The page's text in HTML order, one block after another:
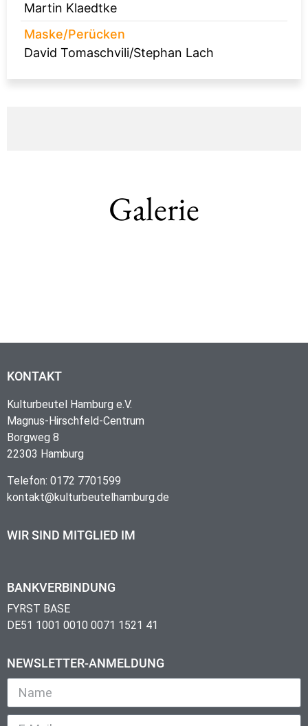
Martin Klaedtke
Maske/Perücken
David Tomaschvili/Stephan Lach
Galerie
KONTAKT
Kulturbeutel Hamburg e.V.
Magnus-Hirschfeld-Centrum
Borgweg 8
22303 Hamburg
Telefon: 0172 7701599
kontakt@kulturbeutelhamburg.de
WIR SIND MITGLIED IM
BANKVERBINDUNG
FYRST BASE
DE51 1001 0010 0071 1521 41
NEWSLETTER-ANMELDUNG